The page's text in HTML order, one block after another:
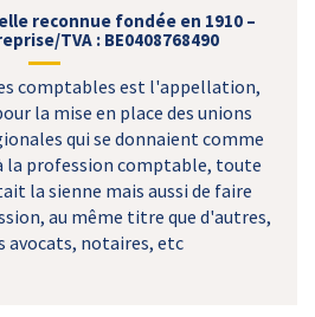
reconnue fondée en 1910 –
TVA : BE0408768490
comptables est l'appellation,
la mise en place des unions
qui se donnaient comme
la profession comptable, toute
la sienne mais aussi de faire
au même titre que d'autres,
avocats, notaires, etc